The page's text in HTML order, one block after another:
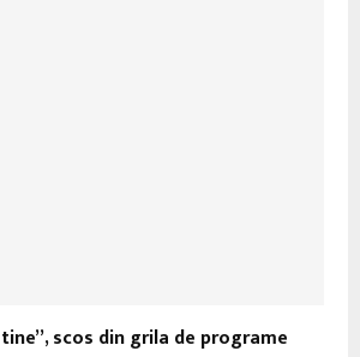
scos din grila de programe